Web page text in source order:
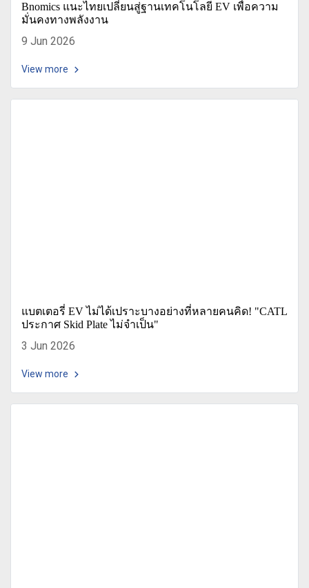
Bnomics แนะไทยเปลี่ยนสู่ฐานเทคโนโลยี EV เพื่อความ
มั่นคงทางพลังงาน
9 Jun 2026
View more
แบตเตอรี่ EV ไม่ได้เปราะบางอย่างที่หลายคนคิด! "CATL
ประกาศ Skid Plate ไม่จำเป็น"
3 Jun 2026
View more